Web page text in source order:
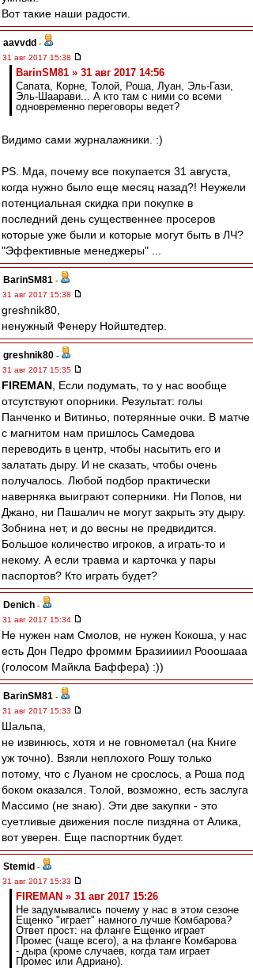
Вот такие наши радости.
aavvdd -
31 авг 2017 15:38
BarinSM81 » 31 авг 2017 14:56
Сапата, Корне, Толой, Роша, Луан, Эль-Гази,
Эль-Шаарави... А кто там с ними со всеми
одновременно переговоры ведет?
Видимо сами журналажники. :)
PS. Мда, почему все покупается 31 августа,
когда нужно было еще месяц назад?! Неужели
потенциальная скидка при покупке в
последний день существеннее просеров
которые уже были и которые могут быть в ЛЧ?
"Эффективные менеджеры" ...
BarinSM81 -
31 авг 2017 15:38
greshnik80,
ненужный Фенеру Нойштедтер.
greshnik80 -
31 авг 2017 15:35
FIREMAN , Если подумать, то у нас вообще
отсутствуют опорники. Результат: голы
Панченко и Витиньо, потерянные очки. В матче
с магнитом нам пришлось Самедова
переводить в центр, чтобы насытить его и
залатать дыру. И не сказать, чтобы очень
получалось. Любой подбор практически
наверняка выиграют соперники. Ни Попов, ни
Джано, ни Пашалич не могут закрыть эту дыру.
Зобнина нет, и до весны не предвидится.
Большое количество игроков, а играть-то и
некому. А если травма и карточка у пары
паспортов? Кто играть будет?
Denich -
31 авг 2017 15:34
Не нужен нам Смолов, не нужен Кокоша, у нас
есть Дон Педро фроммм Бразиииил Рооошааа
(голосом Майкла Баффера) :))
BarinSM81 -
31 авг 2017 15:33
Шальпа,
не извинюсь, хотя и не говнометал (на Книге
уж точно). Взяли неплохого Рошу только
потому, что с Луаном не срослось, а Роша под
боком оказался. Толой, возможно, есть заслуга
Массимо (не знаю). Эти две закупки - это
суетливые движения после пиздяна от Алика,
вот уверен. Еще паспортник будет.
Stemid -
31 авг 2017 15:33
FIREMAN » 31 авг 2017 15:26
Не задумывались почему у нас в этом сезоне
Ещенко "играет" намного лучше Комбарова?
Ответ прост: на фланге Ещенко играет
Промес (чаще всего), а на фланге Комбарова
- дыра (кроме случаев, когда там играет
Промес или Адриано).